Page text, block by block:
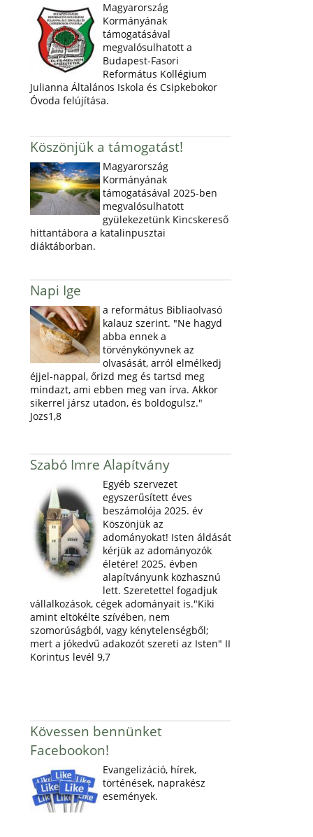
Magyarország
Kormányának
támogatásával
megvalósulhatott a
Budapest-Fasori
Református Kollégium
Julianna Általános Iskola és Csipkebokor
Óvoda felújítása.
Köszönjük a támogatást!
Magyarország
Kormányának
támogatásával 2025-ben
megvalósulhatott
gyülekezetünk Kincskereső
hittantábora a katalinpusztai
diáktáborban.
Napi Ige
a református Bibliaolvasó
kalauz szerint. "Ne hagyd
abba ennek a
törvénykönyvnek az
olvasását, arról elmélkedj
éjjel-nappal, őrizd meg és tartsd meg
mindazt, ami ebben meg van írva. Akkor
sikerrel jársz utadon, és boldogulsz."
Jozs1,8
Szabó Imre Alapítvány
Egyéb szervezet
egyszerűsített éves
beszámolója 2025. év
Köszönjük az
adományokat! Isten áldását
kérjük az adományozók
életére! 2025. évben
alapítványunk közhasznú
lett. Szeretettel fogadjuk
vállalkozások, cégek adományait is."Kiki
amint eltökélte szívében, nem
szomorúságból, vagy kénytelenségből;
mert a jókedvű adakozót szereti az Isten" II
Korintus levél 9,7
Kövessen bennünket
Facebookon!
Evangelizáció, hírek,
történések, naprakész
események.